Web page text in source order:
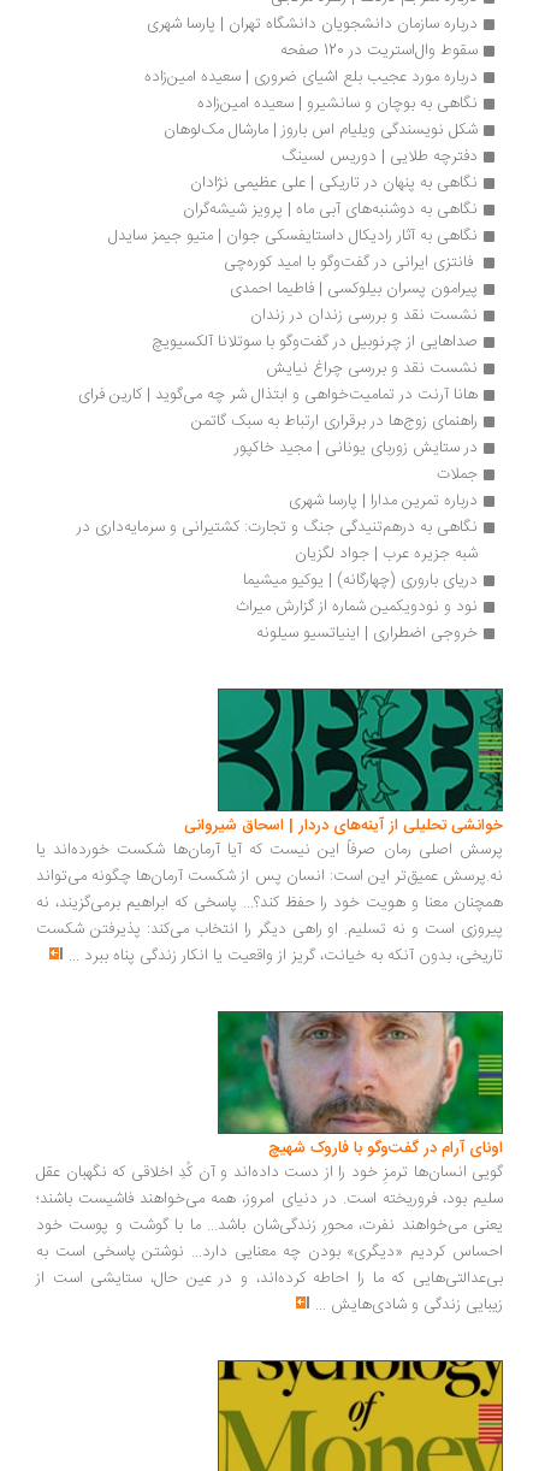
درباره سازم‍ان‌ دان‍ش‍ج‍وی‍ان‌ دان‍ش‍گ‍اه‌ ت‍ه‍ران‌ | پارسا شهری
سقوط وال‌استریت در 120 صفحه
درباره مورد عجیب بلع اشیای ضروری | سعیده امین‌زاده
نگاهی به بوچان و سانشیرو | سعیده امین‌زاده
شکل نویسندگی ویلیام اس باروز | مارشال مک‌لوهان
دفترچه طلایی | دوریس لسینگ
نگاهی به پنهان در تاریکی | علی عظیمی نژادان
نگاهی به دوشنبه‌های آبی ماه | پرویز شیشه‌گران
نگاهی به آثار رادیکال داستایفسکی جوان | متیو جیمز سایدل
فانتزی ایرانی در گفت‌وگو با امید کوره‌چی
پیرامون پسران بیلوکسی | فاطیما احمدی
نشست نقد و بررسی زندان در زندان
صداهایی از چرنوبیل در گفت‌وگو با سوتلانا آلکسیویچ
نشست نقد و بررسی چراغ نیایش
هانا آرنت در تمامیت‌خواهی و ابتذال شر چه می‌گوید | کارین فرای
راهنمای زوج‌ها در برقراری ارتباط به سبک گاتمن
در ستایش زوربای یونانی | مجید خاکپور
جملات
درباره تمرین مدارا | پارسا شهری
نگاهی به درهم‌تنیدگی جنگ و تجارت: کشتیرانی و سرمایه‌داری در
شبه جزیره عرب | جواد لگزیان
دریای باروری (چهارگانه) | یوکیو میشیما
نود و نودویکمین شماره از گزارش میراث
خروجی اضطراری | اینیاتسیو سیلونه
تحلیلی از آینه‌های دردار | اسحاق شیروانی
اصلی رمان صرفاً این نیست که آیا آرمان‌ها شکست خورده‌اند یا
عمیق‌تر این است: انسان پس از شکست آرمان‌ها چگونه می‌تواند
معنا و هویت خود را حفظ کند؟... پاسخی که ابراهیم برمی‌گزیند، نه
است و نه تسلیم. او راهی دیگر را انتخاب می‌کند: پذیرفتن شکست
بدون آنکه به خیانت، گریز از واقعیت یا انکار زندگی پناه ببرد...
آرام در گفت‌وگو با فاروک شهیچ‭
انسان‌ها ترمزِ خود را از دست داده‌اند و آن کُدِ اخلاقی که نگهبان عقل
بود، فروریخته است. در دنیای امروز، همه می‌خواهند فاشیست باشند؛
می‌خواهند نفرت، محورِ زندگی‌شان باشد... ما با گوشت و پوست خود
کردیم «دیگری» بودن چه معنایی دارد... نوشتن پاسخی است به
که ما را احاطه کرده‌اند، و در عین حال، ستایشی است از
زندگی و شادی‌هایش...